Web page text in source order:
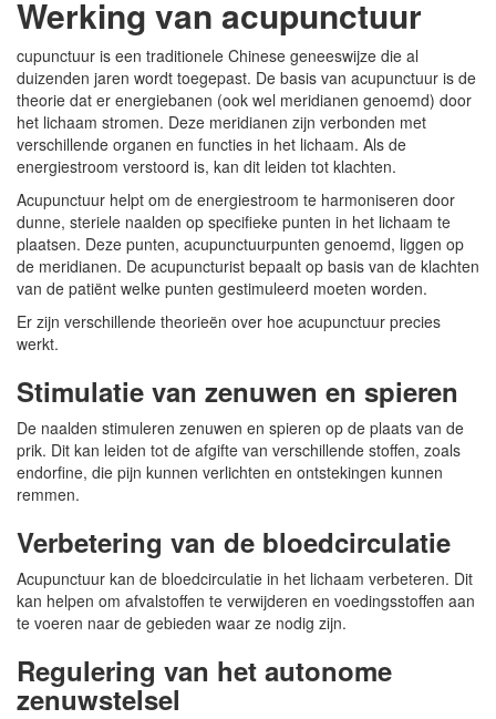
Werking van acupunctuur
cupunctuur is een traditionele Chinese geneeswijze die al
duizenden jaren wordt toegepast. De basis van acupunctuur is de
theorie dat er energiebanen (ook wel meridianen genoemd) door
het lichaam stromen. Deze meridianen zijn verbonden met
verschillende organen en functies in het lichaam. Als de
energiestroom verstoord is, kan dit leiden tot klachten.
Acupunctuur helpt om de energiestroom te harmoniseren door
dunne, steriele naalden op specifieke punten in het lichaam te
plaatsen. Deze punten, acupunctuurpunten genoemd, liggen op
de meridianen. De acupuncturist bepaalt op basis van de klachten
van de patiënt welke punten gestimuleerd moeten worden.
Er zijn verschillende theorieën over hoe acupunctuur precies
werkt.
Stimulatie van zenuwen en spieren
De naalden stimuleren zenuwen en spieren op de plaats van de
prik. Dit kan leiden tot de afgifte van verschillende stoffen, zoals
endorfine, die pijn kunnen verlichten en ontstekingen kunnen
remmen.
Verbetering van de bloedcirculatie
Acupunctuur kan de bloedcirculatie in het lichaam verbeteren. Dit
kan helpen om afvalstoffen te verwijderen en voedingsstoffen aan
te voeren naar de gebieden waar ze nodig zijn.
Regulering van het autonome
zenuwstelsel